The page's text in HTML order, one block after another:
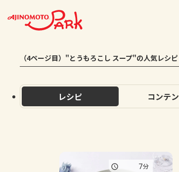
（4ページ目）"とうもろこし スープ"の人気レシピ
レシピ コンテ
7分